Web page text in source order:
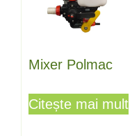
Mixer Polmac
Citește mai mult